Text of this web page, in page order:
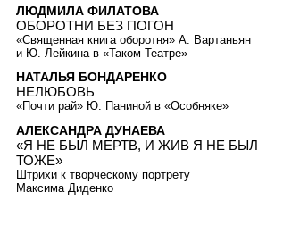
ЛЮДМИЛА ФИЛАТОВА
ОБОРОТНИ БЕЗ ПОГОН
«Священная книга оборотня» А. Вартаньян
и Ю. Лейкина в «Таком Театре»
НАТАЛЬЯ БОНДАРЕНКО
НЕЛЮБОВЬ
«Почти рай» Ю. Паниной в «Особняке»
АЛЕКСАНДРА ДУНАЕВА
«Я НЕ БЫЛ МЕРТВ, И ЖИВ Я НЕ БЫЛ
ТОЖЕ»
Штрихи к творческому портрету
Максима Диденко